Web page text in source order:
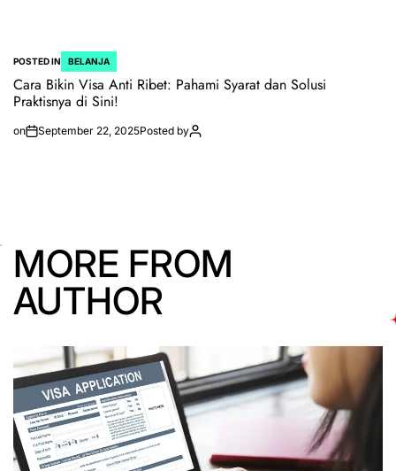
POSTED IN BELANJA
Cara Bikin Visa Anti Ribet: Pahami Syarat dan Solusi
Praktisnya di Sini!
on September 22, 2025Posted by
MORE FROM
AUTHOR